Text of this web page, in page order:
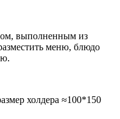
выполненным из
меню, блюдо
холдера ≈100*150